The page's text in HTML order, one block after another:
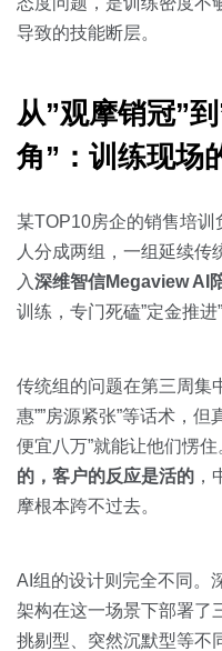
交易跟进
导致的技能断层。
从”观摩销冠”
角”：训练现场
某TOP10房企的销售培
人分成两组，一组延续传
入深维智信Megaview AI
训练，专门死磕”定金推进”
传统组的问题在第三周集
惠””房源紧张”等话术，
便宜八万”就能让他们愣住
的，客户的反应是活的 ，
摩根本跨不过去。
AI组的设计则完全不同。
架构在这一场景下部署了
挑剔型、突然沉默型等不